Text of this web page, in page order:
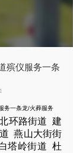
殡仪服务一条
务一条龙/火葬服务
环路街道
建
燕山大街街
塔岭街道
杜